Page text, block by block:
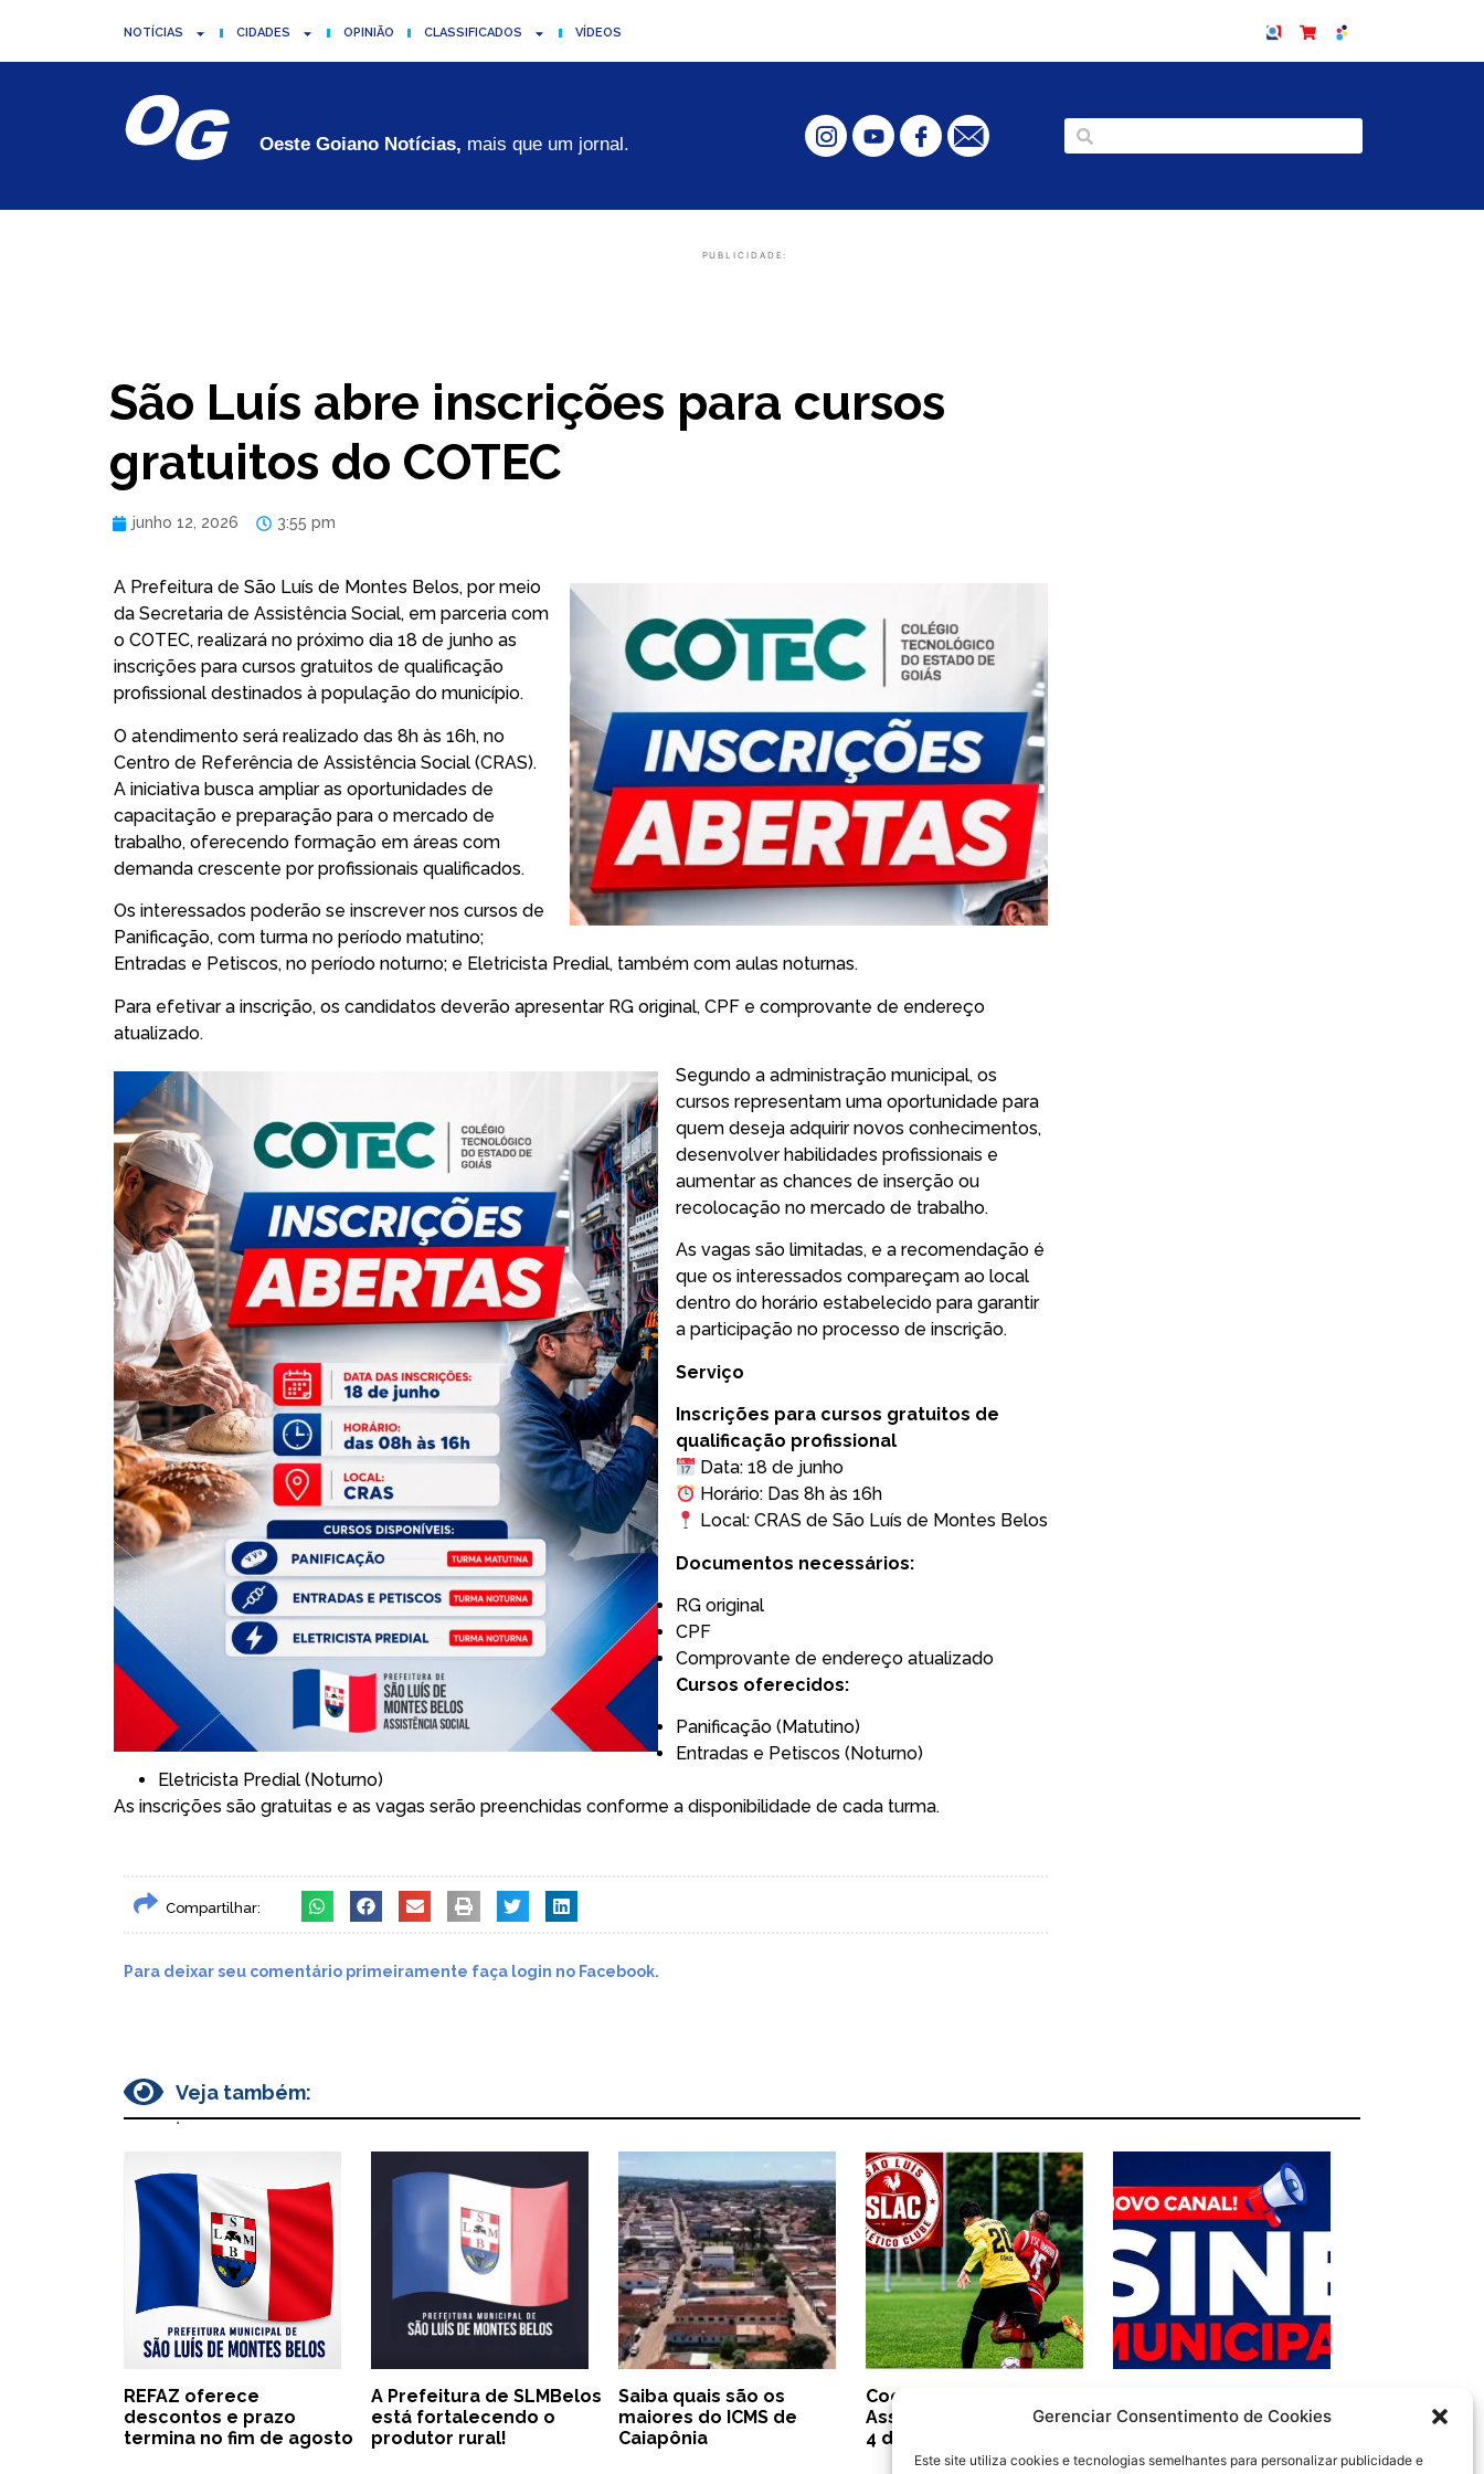
Gerenciar Consentimento de Cookies
Este site utiliza cookies e tecnologias semelhantes para personalizar publicidade e
NOTÍCIAS CIDADES OPINIÃO CLASSIFICADOS VÍDEOS
Oeste Goiano Notícias, mais que um jornal.
PUBLICIDADE:
São Luís abre inscrições para cursos
gratuitos do COTEC
junho 12, 2026 3:55 pm
A Prefeitura de São Luís de Montes Belos, por meio
da Secretaria de Assistência Social, em parceria com
o COTEC, realizará no próximo dia 18 de junho as
inscrições para cursos gratuitos de qualificação
profissional destinados à população do município.
O atendimento será realizado das 8h às 16h, no
Centro de Referência de Assistência Social (CRAS).
A iniciativa busca ampliar as oportunidades de
capacitação e preparação para o mercado de
trabalho, oferecendo formação em áreas com
demanda crescente por profissionais qualificados.
Os interessados poderão se inscrever nos cursos de
Panificação, com turma no período matutino;
Entradas e Petiscos, no período noturno; e Eletricista Predial, também com aulas noturnas.
Para efetivar a inscrição, os candidatos deverão apresentar RG original, CPF e comprovante de endereço
atualizado.
Segundo a administração municipal, os
cursos representam uma oportunidade para
quem deseja adquirir novos conhecimentos,
desenvolver habilidades profissionais e
aumentar as chances de inserção ou
recolocação no mercado de trabalho.
As vagas são limitadas, e a recomendação é
que os interessados compareçam ao local
dentro do horário estabelecido para garantir
a participação no processo de inscrição.
Serviço
Inscrições para cursos gratuitos de
qualificação profissional
Data: 18 de junho
Horário: Das 8h às 16h
Local: CRAS de São Luís de Montes Belos
Documentos necessários:
RG original
CPF
Comprovante de endereço atualizado
Cursos oferecidos:
Panificação (Matutino)
Entradas e Petiscos (Noturno)
Eletricista Predial (Noturno)
As inscrições são gratuitas e as vagas serão preenchidas conforme a disponibilidade de cada turma.
Compartilhar:
Para deixar seu comentário primeiramente faça login no Facebook.
Veja também:
.
REFAZ oferece
descontos e prazo
termina no fim de agosto
A Prefeitura de SLMBelos
está fortalecendo o
produtor rural!
Saiba quais são os
maiores do ICMS de
Caiapônia
Cooprol anuncia
Assembleia Geral no dia
4 de agosto
SLMBELOS: NOVO CANAL!
SINE MUNICIPAL